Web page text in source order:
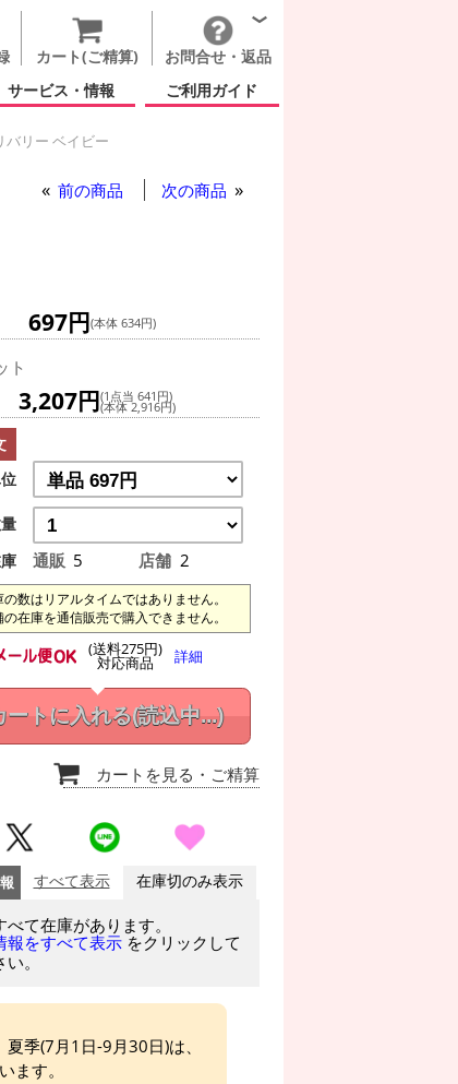
カート(ご精算)
お問合せ・返品
サービス・情報 ご利用ガイド
バリー ベイビー
前の商品 次の商品
697円(本体 634円)
ト
3,207円(1点当 641円)
(本体 2,916円)
通販 5 店舗 2
の数はリアルタイムではありません。
の在庫を通信販売で購入できません。
(送料275円)
対応商品 詳細
ートに入れる(読込中...)
カートを見る ・ご精算
すべて表示 在庫切のみ表示
べて在庫があります。
報をすべて表示 をクリックして
。
季(7月1日-9月30日)は、
ます。